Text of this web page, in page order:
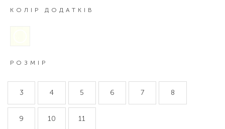
КОЛІР ДОДАТКІВ
РОЗМІР
3 4 5 6 7 8
9 10 11